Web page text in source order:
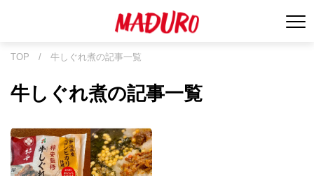
TOP / 牛しぐれ煮の記事一覧
牛しぐれ煮の記事一覧